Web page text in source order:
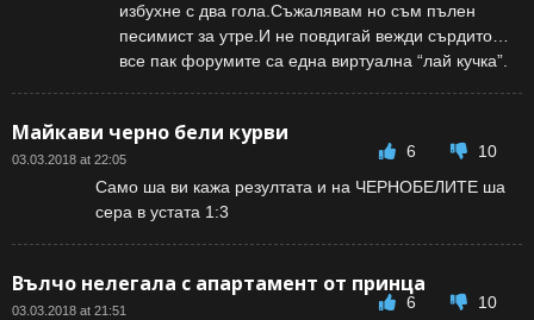
избухне с два гола.Съжалявам но съм пълен
песимист за утре.И не повдигай вежди сърдито…
все пак форумите са една виртуална “лай кучка”.
Майкави черно бели курви
03.03.2018 at 22:05 6
10
Само ша ви кажа резултата и на ЧЕРНОБЕЛИТЕ ша
сера в устата 1:3
Вълчо нелегала с апартамент от принца
03.03.2018 at 21:51 6
10